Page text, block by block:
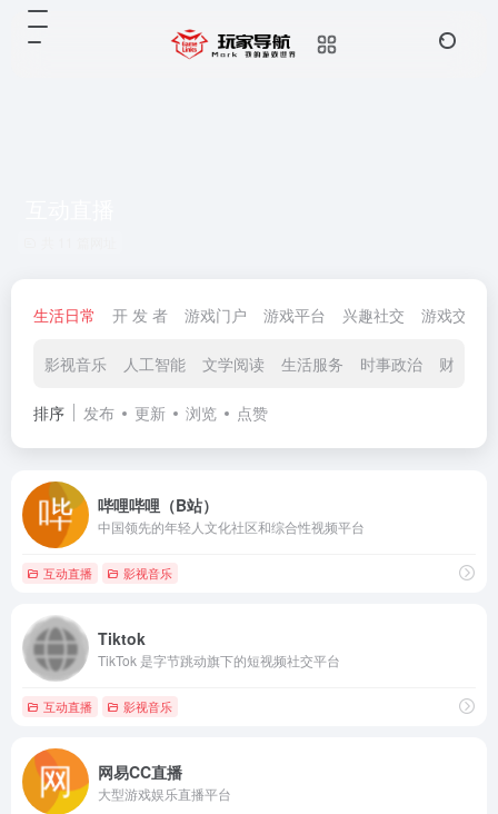
生活日常 开 发 者 游戏门户 游戏平台 兴趣社交 游戏交易
影视音乐 人工智能 文学阅读 生活服务 时事政治 财政经
排序 发布 更新 浏览 点赞
哔哩哔哩（B站）
中国领先的年轻人文化社区和综合性视频平台
互动直播 影视音乐
Tiktok
TikTok 是字节跳动旗下的短视频社交平台
互动直播 影视音乐
网易CC直播
大型游戏娱乐直播平台